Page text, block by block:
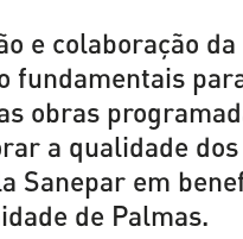
e colaboração da
fundamentais
obras
a qualidade
Sanepar em
de Palmas.